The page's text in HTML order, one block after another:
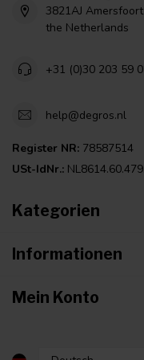
3821AJ Amersfoort
the Netherlands
+31 (0)30 203 59
help@degros.nl
Register NR: 78587514
USt-IdNr.:
Kategorien
Informationen
Mein Konto